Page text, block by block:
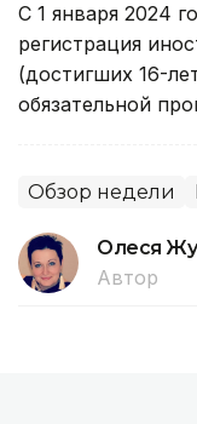
С 1 января 2024
регистрация
(достигших 16-
обязательной
Обзор недели
Олеся
Автор